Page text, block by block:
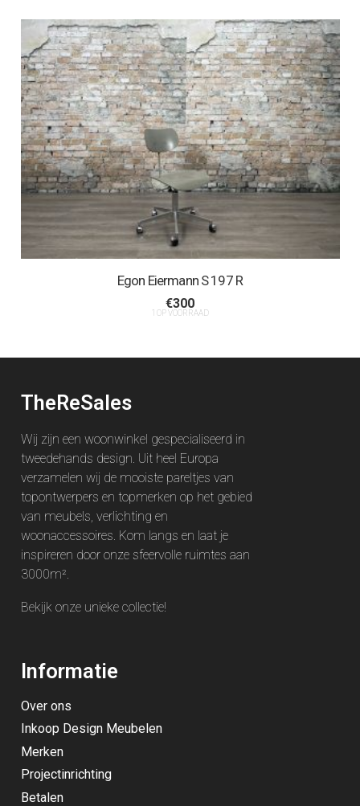
Egon Eiermann S 197 R
€300
1 OP VOORRAAD
TheReSales
Wij zijn een woonwinkel gespecialiseerd in
tweedehands design. Uit heel Europa
verzamelen wij de mooiste pareltjes van
topontwerpers en topmerken op het gebied
van meubels, verlichting en
woonaccessoires. Kom langs en laat je
inspireren door onze sfeervolle ruimtes aan
3000m².
Bekijk onze unieke collectie!
Informatie
Over ons
Inkoop Design Meubelen
Merken
Projectinrichting
Betalen